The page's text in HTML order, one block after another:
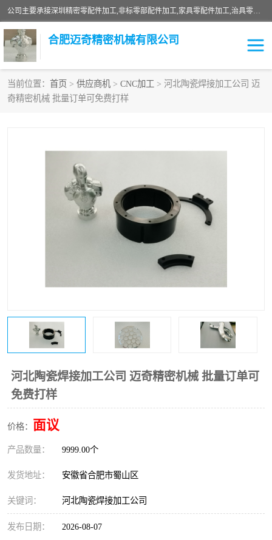
公司主要承接深圳精密零配件加工,非标零部配件加工,家具零配件加工,治具零配件加工,安徽精密零配件加工等各种各种精密机械加工，欢迎来来电咨询！
合肥迈奇精密机械有限公司
当前位置： 首页 > 供应商机 > CNC加工 > 河北陶瓷焊接加工公司 迈
奇精密机械 批量订单可免费打样
河北陶瓷焊接加工公司 迈奇精密机械 批量订单可
免费打样
价格： 面议
产品数量： 9999.00个
发货地址： 安徽省合肥市蜀山区
关键词： 河北陶瓷焊接加工公司
发布日期： 2026-08-07
铣床加工
家具零配件加工
零部件机加工 机床零件加工
数控机床加工